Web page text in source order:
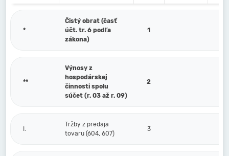
*
Čistý obrat (časť
účt. tr. 6 podľa
zákona)
1
**
Výnosy z
hospodárskej
činnosti spolu
súčet (r. 03 až r. 09)
2
I.
Tržby z predaja
tovaru (604, 607)
3